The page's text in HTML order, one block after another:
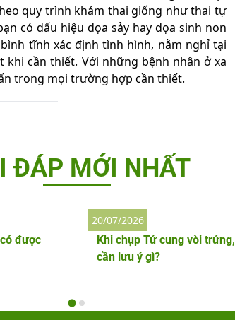
quy trình khám thai giống như thai tự
có dấu hiệu dọa sảy hay dọa sinh non
tĩnh xác định tình hình, nằm nghỉ tại
cần thiết. Với những bệnh nhân ở xa
trong mọi trường hợp cần thiết.
ĐÁP MỚI NHẤT
được
Khi chụp Tử cung vòi trứng,
cần lưu ý gì?
20/07/2026